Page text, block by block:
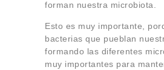
forman nuestra microbiota.
Esto es muy importante,
bacterias que pueblan
formando las diferentes
muy importantes para